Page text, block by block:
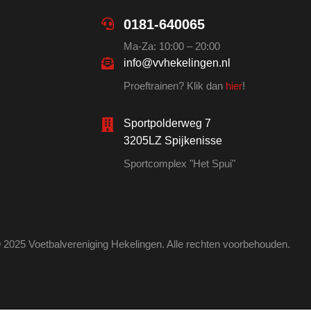
0181-640065
Ma-Za: 10:00 – 20:00
info@vvhekelingen.nl
Proeftrainen? Klik dan hier!
Sportpolderweg 7
3205LZ Spijkenisse
Sportcomplex "Het Spui"
Voetbalvereniging Hekelingen. Alle rechten voorbehouden.